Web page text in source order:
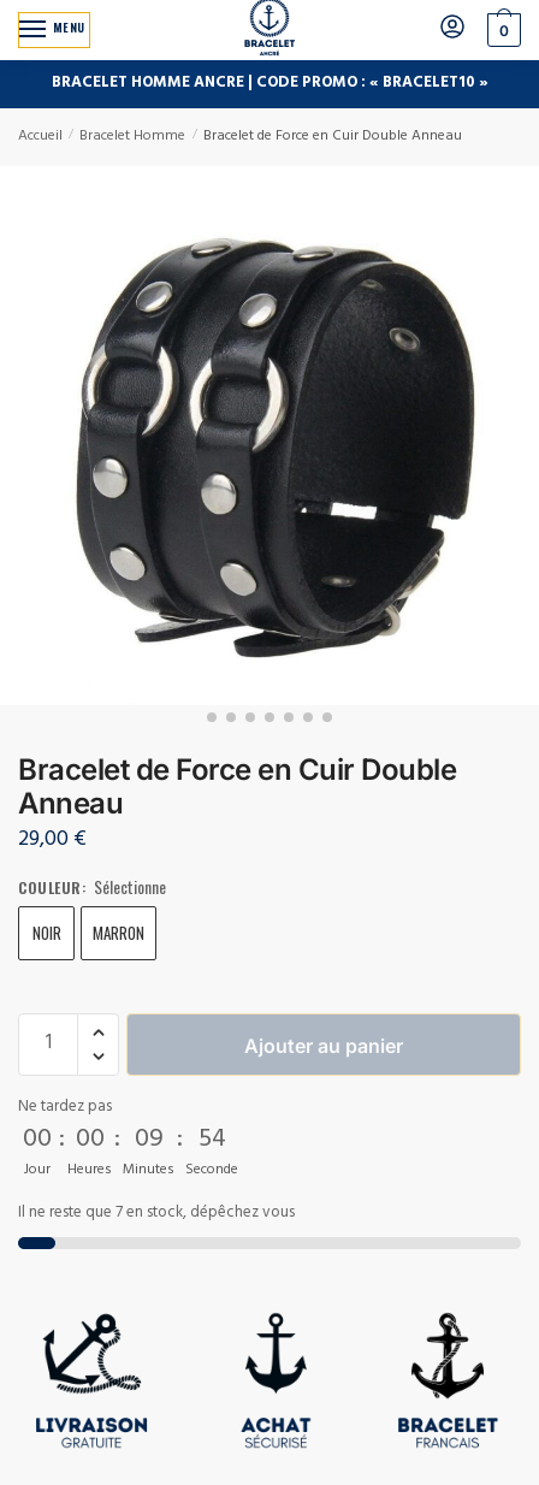
MENU 0
BRACELET HOMME ANCRE | CODE PROMO : « BRACELET10 »
Accueil / Bracelet Homme / Bracelet de Force en Cuir Double Anneau
Bracelet de Force en Cuir Double
Anneau
29,00€
COULEUR: Sélectionne
NOIR MARRON
Ajouter au panier
Ne tardez pas
00
Jour
: 00
Heures
: 09
Minutes
: 53
Seconde
Il ne reste que 7 en stock, dépêchez vous